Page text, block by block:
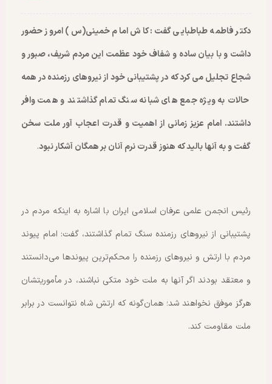
دکتر فاطمه طباطبایی گفت: کاش امام خمینی(س) امروز حضور
داشت و با بیان ساده و شفاف خود عظمت این مردم شریف، صبور و
شجاع تجلیل می کرد که در پشتیبانی خود از نیروهای رزمنده در همه
حالات به ویژه جمع های شبانه سنگ تمام گذاشتند و همت وافر
داشتند. امام عزیز زمانی از اهمیت و قدرت اعجاب آور ملت سخن
گفت و به آنها بالید که هنوز قدرت نرم آنان بر همگان آشکار نبود.
رئیس انجمن علمی عرفان اسلامی ایران با اشاره به اینکه مردم در
پشتیبانی از نیروهای رزمنده سنگ تمام گذاشتند، گفت: امام پیوند
مردم با ارتش و نیروهای رزمنده را محکم‌ترین پیوندها می‌دانستند
و معتقد بودند اگر آنها به ملت خود متکی نباشند، در مأموریتشان
هرگز موفق نخواهند شد؛ همان‌گونه که ارتش شاه نتوانست در برابر
ملت مقاومت کند.